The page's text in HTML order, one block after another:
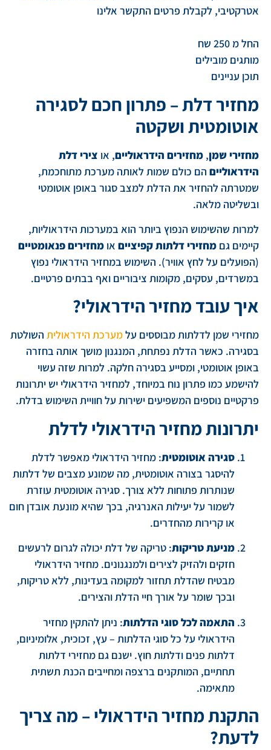
אטרקטיבי, לקבלת פרטים התקשר אלינו
החל מ 250 שח
מותגים מובילים
תוכן עניינים
מחזיר דלת – פתרון חכם לסגירה
אוטומטית ושקטה
מחזירי שמן, מחזירים הידראוליים, או צירי דלת
הידראוליים הם כולם שמות לאותה מערכת מתוחכמת,
שמטרתה להחזיר את הדלת למצב סגור באופן אוטומטי
ובשליטה מלאה.
למרות שהשימוש הנפוץ ביותר הוא במערכות הידראוליות,
קיימים גם מחזירי דלתות קפיציים או מחזירים פנאומטיים
(הפועלים על לחץ אוויר). השימוש במחזיר הידראולי נפוץ
במשרדים, עסקים, מקומות ציבוריים ואף בבתים פרטיים.
איך עובד מחזיר הידראולי?
מחזירי שמן לדלתות מבוססים עלמערכת הידראולית השולטת
בסגירה. כאשר הדלת נפתחת, המנגנון מושך אותה בחזרה
באופן אוטומטי, ומסייע בסגירה חלקה. למרות שזה עשוי
להישמע כמו פתרון נוח במיוחד, למחזיר הידראולי יש יתרונות
פרקטיים נוספים המשפיעים ישירות על חוויית השימוש בדלת.
יתרונות מחזיר הידראולי לדלת
סגירה אוטומטית: מחזיר הידראולי מאפשר לדלת
להיסגר בצורה אוטומטית, מה שמונע מצבים של דלתות
שנותרות פתוחות ללא צורך. סגירה אוטומטית עוזרת
לשמור על יעילות האנרגיה, בכך שהיא מונעת אובדן חום
או קרירות מהחדרים.
מניעת טריקות: טריקה של דלת יכולה לגרום לרעשים
חזקים ולהזיק לצירים ולמנגנונים. מחזיר הידראולי
מבטיח שהדלת תחזור למקומה בעדינות, ללא טריקות,
ובכך שומר על אורך חיי הדלת והצירים.
התאמה לכל סוגי הדלתות: ניתן להתקין מחזיר
הידראולי על כל סוגי הדלתות – עץ, זכוכית, אלומיניום,
דלתות פנים ודלתות חוץ. ישנם גם מחזירי דלתות
תחתיים, המותקנים ברצפה ומחייבים הכנת תשתית
מתאימה.
התקנת מחזיר הידראולי – מה צריך
לדעת?